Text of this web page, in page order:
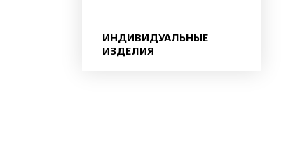
ИНДИВИДУАЛЬНЫЕ
ИЗДЕЛИЯ